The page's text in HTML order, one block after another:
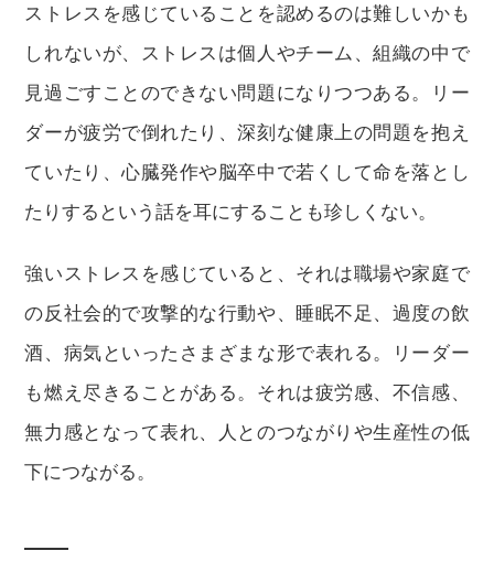
ストレスを感じていることを認めるのは難しいかも
しれないが、ストレスは個人やチーム、組織の中で
見過ごすことのできない問題になりつつある。リー
ダーが疲労で倒れたり、深刻な健康上の問題を抱え
ていたり、心臓発作や脳卒中で若くして命を落とし
たりするという話を耳にすることも珍しくない。
強いストレスを感じていると、それは職場や家庭で
の反社会的で攻撃的な行動や、睡眠不足、過度の飲
酒、病気といったさまざまな形で表れる。リーダー
も燃え尽きることがある。それは疲労感、不信感、
無力感となって表れ、人とのつながりや生産性の低
下につながる。